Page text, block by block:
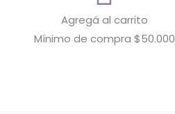
Agregá al carrito
Mínimo de compra $50.000